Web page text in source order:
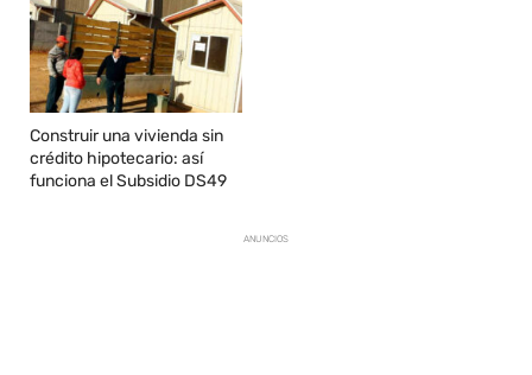
Construir una vivienda sin
crédito hipotecario: así
funciona el Subsidio DS49
ANUNCIOS